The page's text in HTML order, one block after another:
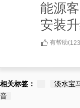
能源
安装升
有帮助(123
相关标签： 淡水宝
音